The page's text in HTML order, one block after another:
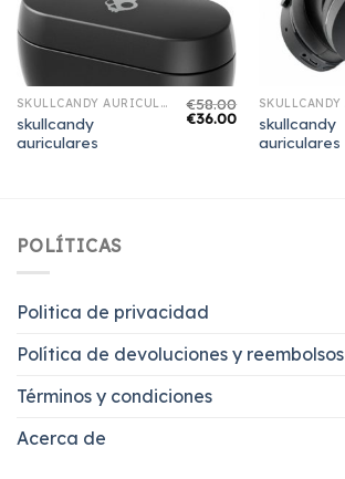
SKULLCANDY AURICULARES
skullcandy
auriculares
€58.00
€36.00
skullcandy
auriculares
POLÍTICAS
Politica de privacidad
Política de devoluciones y reembolsos
Términos y condiciones
Acerca de